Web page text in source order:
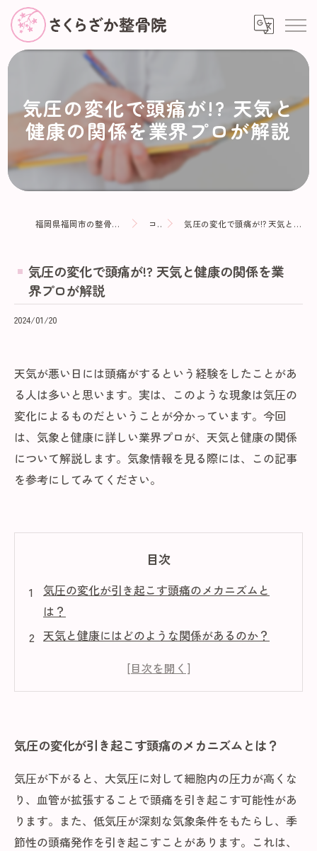
気圧の変化で頭痛が!? 天気と
健康の関係を業界プロが解説
福岡県福岡市の整骨院ならさくらざか整骨院 コラム 気圧の変化で頭痛が!? 天気と健康の関係を業界プロが解説
気圧の変化で頭痛が!? 天気と健康の関係を業
界プロが解説
2024/01/20
天気が悪い日には頭痛がするという経験をしたことがあ
る人は多いと思います。実は、このような現象は気圧の
変化によるものだということが分かっています。今回
は、気象と健康に詳しい業界プロが、天気と健康の関係
について解説します。気象情報を見る際には、この記事
を参考にしてみてください。
目次
気圧の変化が引き起こす頭痛のメカニズムと
は？
天気と健康にはどのような関係があるのか？
気圧変化に弱い人はどうすればよい？
気圧の変化が引き起こす頭痛のメカニズムとは？
気圧が下がると、大気圧に対して細胞内の圧力が高くな
り、血管が拡張することで頭痛を引き起こす可能性があ
ります。また、低気圧が深刻な気象条件をもたらし、季
節性の頭痛発作を引き起こすことがあります。これは、